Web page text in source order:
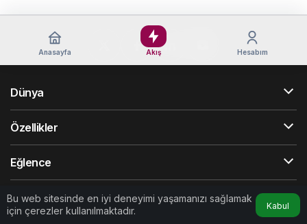
Bu web sitesinde en iyi deneyimi yaşamanızı sağlamak
için çerezler kullanılmaktadır.
Kabul
Anasayfa Akış Hesabım
Dünya
Özellikler
Eğlence
Araçlar